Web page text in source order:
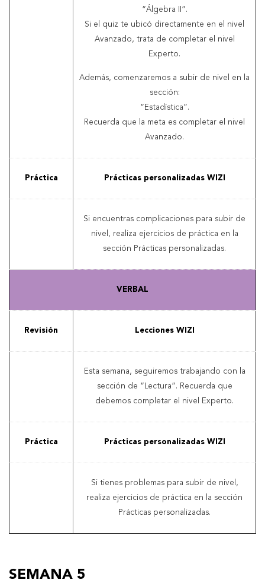
“Álgebra II”.
Si el quiz te ubicó directamente en el nivel
Avanzado, trata de completar el nivel
Experto.
Además, comenzaremos a subir de nivel en la
sección:
“Estadística”.
Recuerda que la meta es completar el nivel
Avanzado.
Práctica Prácticas personalizadas WIZI
Si encuentras complicaciones para subir de
nivel, realiza ejercicios de práctica en la
sección Prácticas personalizadas.
VERBAL
Revisión Lecciones WIZI
Esta semana, seguiremos trabajando con la
sección de “Lectura”. Recuerda que
debemos completar el nivel Experto.
Práctica Prácticas personalizadas WIZI
Si tienes problemas para subir de nivel,
realiza ejercicios de práctica en la sección
Prácticas personalizadas.
SEMANA 5